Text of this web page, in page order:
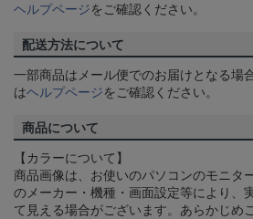
ヘルプページをご確認ください。
配送方法について
一部商品はメール便でのお届けとなる場
はヘルプページをご確認ください。
商品について
【カラーについて】
商品画像は、お使いのパソコンのモニタ
のメーカー・機種・画面設定等により、
て見える場合がございます。あらかじめ